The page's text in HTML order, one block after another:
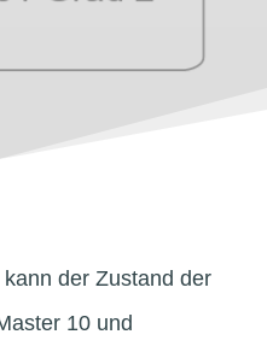
der Zustand der
10 und